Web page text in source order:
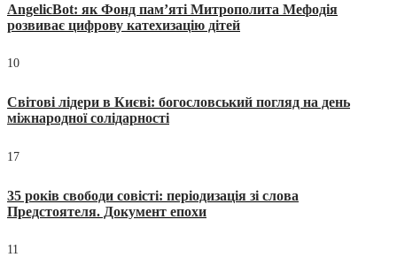
AngelicBot: як Фонд пам’яті Митрополита Мефодія
розвиває цифрову катехизацію дітей
10
Світові лідери в Києві: богословський погляд на день
міжнародної солідарності
17
35 років свободи совісті: періодизація зі слова
Предстоятеля. Документ епохи
11